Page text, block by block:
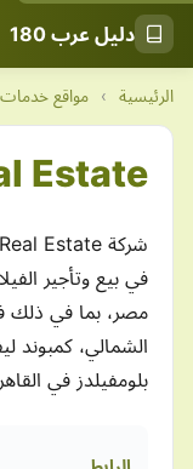
دليل عرب 180
الرئيسية › مواقع خدمات
Estate
في بيع وتأجير
مصر، بما في ذلك
الشمالي، كمبوند
بلومفيلدز في